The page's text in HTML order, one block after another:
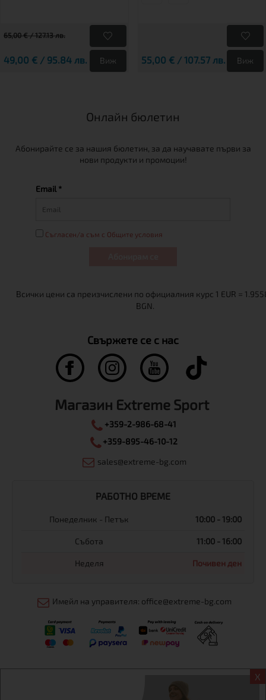
X
65,00 € / 127.13 лв.
49,00 € / 95.84 лв. Виж 55,00 € / 107.57 лв. Виж
Онлайн бюлетин
Абонирайте се за нашия бюлетин, за да научавате първи за
нови продукти и промоции!
Email *
Съгласен/а съм с Общите условия
Свържете се с нас
Магазин Extreme Sport
+359-2-986-68-41
+359-895-46-10-12
sales@extreme-bg.com
РАБОТНО ВРЕМЕ
Понеделник - Петък 10:00 - 19:00
Събота 11:00 - 16:00
Неделя Почивен ден
Имейл на управителя: office@extreme-bg.com